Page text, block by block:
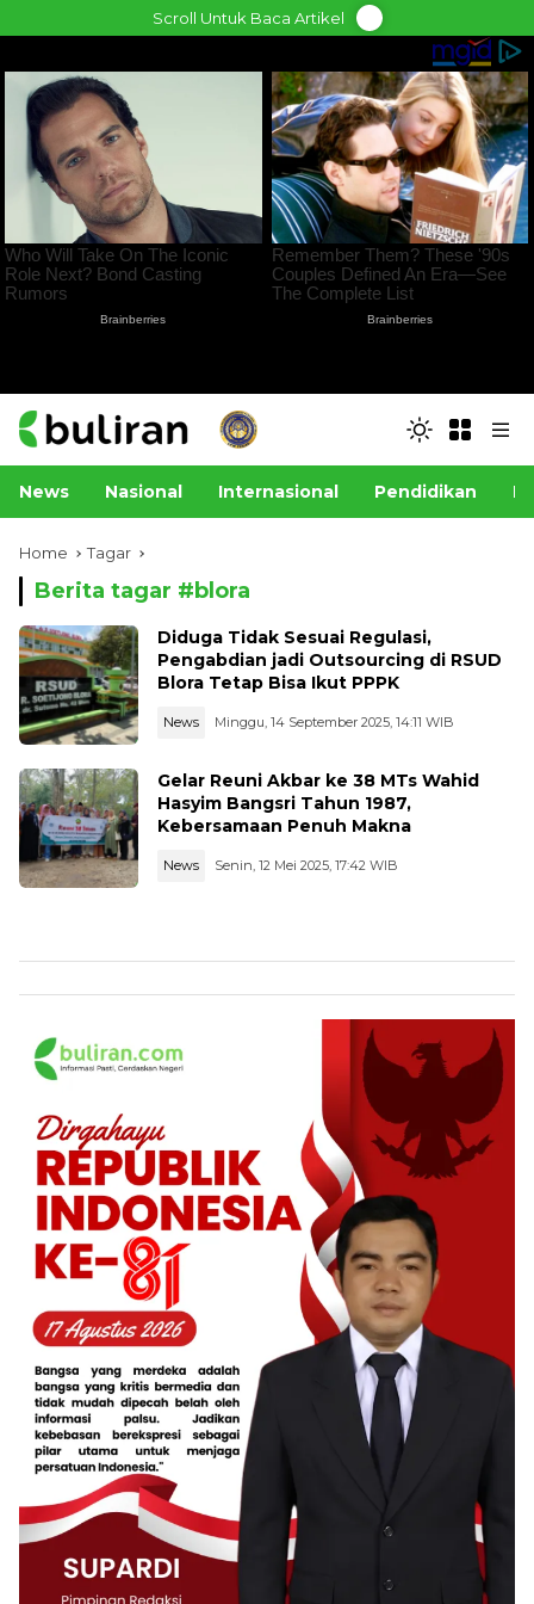
to
Scroll Untuk Baca Artikel
News Nasional Internasional Pendidikan
Home Tagar
Berita tagar #blora
Diduga Tidak Sesuai Regulasi,
Pengabdian jadi Outsourcing di RSUD
Blora Tetap Bisa Ikut PPPK
News Minggu, 14 September 2025, 14:11 WIB
Gelar Reuni Akbar ke 38 MTs Wahid
Hasyim Bangsri Tahun 1987,
Kebersamaan Penuh Makna
News Senin, 12 Mei 2025, 17:42 WIB